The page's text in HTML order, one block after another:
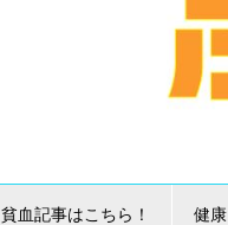
貧血記事はこちら！ 健康